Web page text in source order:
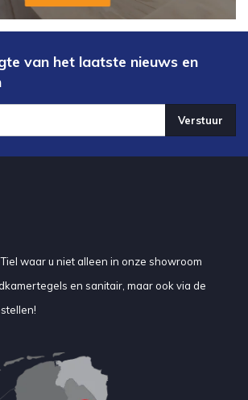
van het laatste nieuws en
Verstuur
waar u niet alleen in onze showroom
en sanitair, maar ook via de